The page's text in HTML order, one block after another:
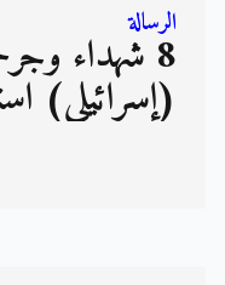
الرسالة8 شهداء
(إسرائيلي)